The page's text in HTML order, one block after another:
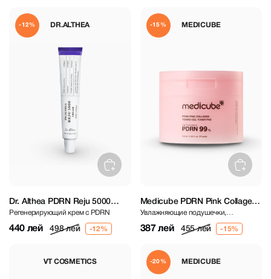
DR.ALTHEA
-12%
Dr. Althea PDRN Reju 5000
Cream 20 ml
Регенерирующий крем с PDRN
440 лей 498 лей
MEDICUBE
-15%
Medicube PDRN Pink Collagen
Toning Gel Toner Pad 70 pcs
Увлажняющие подушечки,
обогащенные PDRN и коллагеном
387 лей 455 лей
VT COSMETICS MEDICUBE
-20%